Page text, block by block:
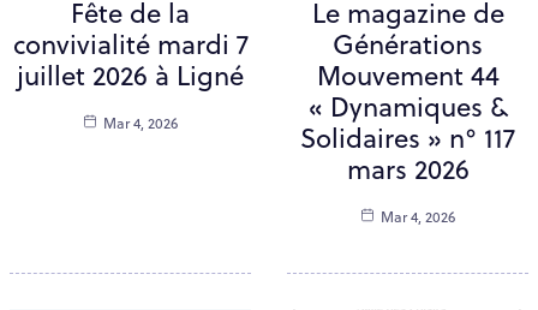
Fête de la
convivialité mardi 7
juillet 2026 à Ligné
Mar 4, 2026
Le magazine de
Générations
Mouvement 44
« Dynamiques &
Solidaires » n° 117
mars 2026
Mar 4, 2026